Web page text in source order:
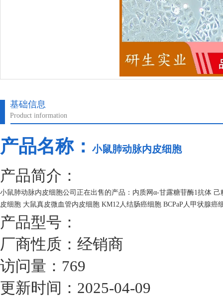
基础信息
Product information
产品名称： 小鼠肺动脉内皮细胞
产品简介：
小鼠肺动脉内皮细胞公司正在出售的产品：内质网α-甘露糖苷酶1抗体
皮细胞 大鼠真皮微血管内皮细胞 KM12人结肠癌细胞 BCPaP人甲状腺癌
产品型号：
厂商性质：经销商
访问量：769
更新时间：2025-04-09